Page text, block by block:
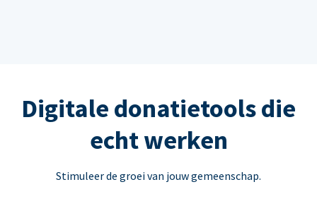
Digitale donatietools die
echt werken
Stimuleer de groei van jouw gemeenschap.